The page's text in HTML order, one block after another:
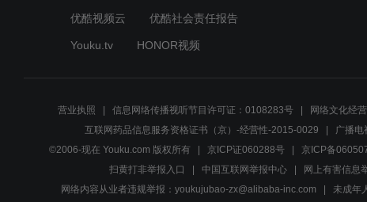
优酷视频云 优酷社会责任报告
Youku.tv HONOR视频
营业执照 信息网络传播视听节目许可证：0108283号 网络文化经
互联网药品信息服务资格证书（京）-经营性-2015-0029
广播电
©2006-现在 Youku.com 版权所有
京ICP证060288号 京ICP备
扫黄打非举报入口
中国互联网举报中心 网上有害信息
网络内容从业者违规举报：youkujubao-zx@alibaba-inc.com
未成年